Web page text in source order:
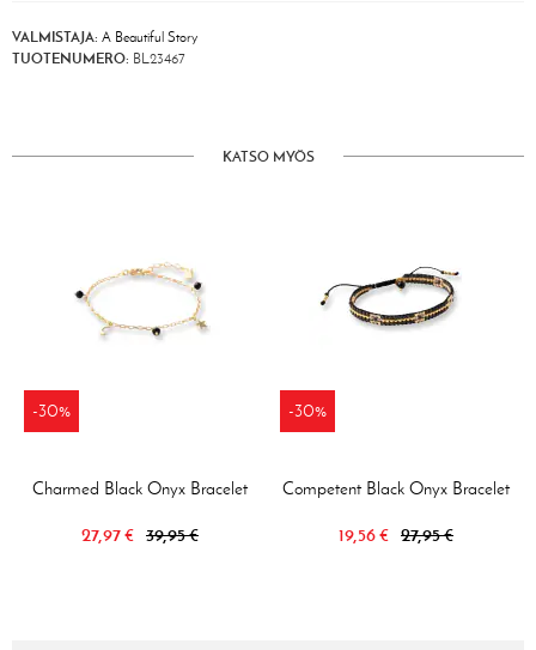
VALMISTAJA: A Beautiful Story
TUOTENUMERO: BL23467
KATSO MYÖS
-30%
Charmed Black Onyx Bracelet
27,97 € 39,95 €
-30%
Competent Black Onyx Bracelet
19,56 € 27,95 €